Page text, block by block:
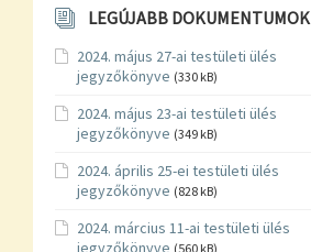
LEGÚJABB DOKUMENTUMOK
2024. május 27-ai testületi ülés
jegyzőkönyve (330 kB)
2024. május 23-ai testületi ülés
jegyzőkönyve (349 kB)
2024. április 25-ei testületi ülés
jegyzőkönyve (828 kB)
2024. március 11-ai testületi ülés
jegyzőkönyve (560 kB)